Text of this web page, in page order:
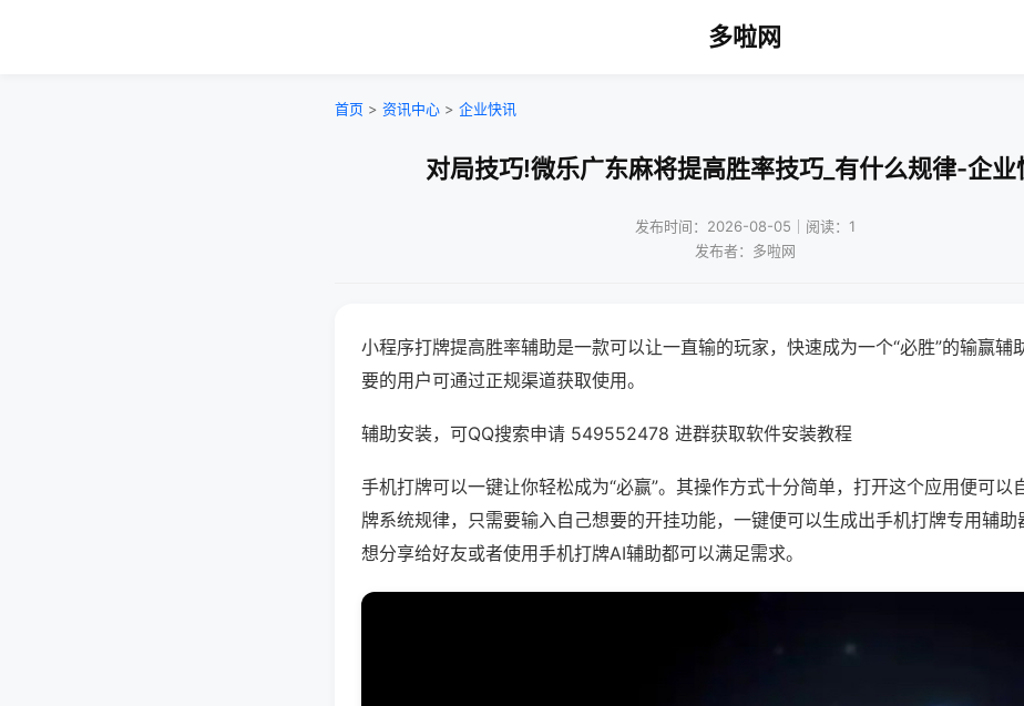
多啦网
首页 > 资讯中心 > 企业快讯
对局技巧!微乐广东麻将提高胜率技巧_有什么规律-企业
发布时间：2026-08-05｜阅读：1
发布者：多啦网
小程序打牌提高胜率辅助是一款可以让一直输的玩家，快速成为一个“必胜”的输赢辅
要的用户可通过正规渠道获取使用。
辅助安装，可QQ搜索申请 549552478 进群获取软件安装教程
手机打牌可以一键让你轻松成为“必赢”。其操作方式十分简单，打开这个应用便可以
牌系统规律，只需要输入自己想要的开挂功能，一键便可以生成出手机打牌专用辅助
想分享给好友或者使用手机打牌AI辅助都可以满足需求。